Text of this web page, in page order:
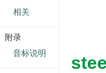
相关
附录
音标说明